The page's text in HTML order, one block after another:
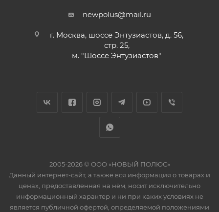
newpolus@mail.ru
г. Москва, шоссе Энтузиастов, д. 56,
стр. 25,
м. "Шоссе Энтузиастов"
2005-2026 © ООО «НОВЫЙ ПОЛЮС»
Данный интернет-сайт, а также вся информация о товарах и
ценах, предоставленная на нём, носит исключительно
информационный характер и ни при каких условиях не
является публичной офертой, определяемой положениями